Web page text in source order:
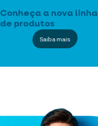
Conheça a nova linha
de produtos
Saiba mais